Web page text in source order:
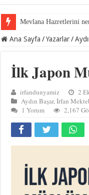
İnancından koparılan
Ana Sayfa / Yazarlar /
İlk Japon
irfandunyamiz
2
Aydın Başar,İrfan
1 Yorum
2,167